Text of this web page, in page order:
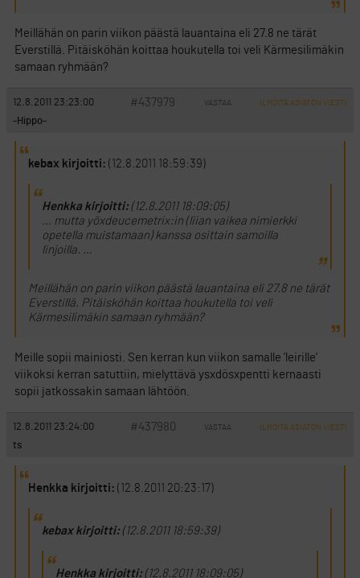
Meillähän on parin viikon päästä lauantaina eli 27.8 ne tärät
Everstillä. Pitäisköhän koittaa houkutella toi veli Kärmesilimäkin
samaan ryhmään?
12.8.2011 23:23:00 #437979 VASTAA ILMOITA ASIATON VIESTI
-Hippo-
kebax kirjoitti: (12.8.2011 18:59:39)
Henkka kirjoitti:(12.8.2011 18:09:05)
… mutta yöxdeucemetrix:in (liian vaikea nimierkki
opetella muistamaan) kanssa osittain samoilla
linjoilla. …
Meillähän on parin viikon päästä lauantaina eli 27.8 ne tärät
Everstillä. Pitäisköhän koittaa houkutella toi veli
Kärmesilimäkin samaan ryhmään?
Meille sopii mainiosti. Sen kerran kun viikon samalle ’leirille’
viikoksi kerran satuttiin, mielyttävä ysxdösxpentti kernaasti
sopii jatkossakin samaan lähtöön.
12.8.2011 23:24:00 #437980 VASTAA ILMOITA ASIATON VIESTI
ts
Henkka kirjoitti: (12.8.2011 20:23:17)
kebax kirjoitti:(12.8.2011 18:59:39)
Henkka kirjoitti:(12.8.2011 18:09:05)